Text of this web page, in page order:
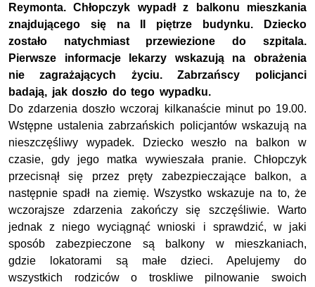
Reymonta. Chłopczyk wypadł z balkonu mieszkania
znajdującego się na II piętrze budynku. Dziecko
zostało natychmiast przewiezione do szpitala.
Pierwsze informacje lekarzy wskazują na obrażenia
nie zagrażających życiu. Zabrzańscy policjanci
badają, jak doszło do tego wypadku.
Do zdarzenia doszło wczoraj kilkanaście minut po 19.00.
Wstępne ustalenia zabrzańskich policjantów wskazują na
nieszczęśliwy wypadek. Dziecko weszło na balkon w
czasie, gdy jego matka wywieszała pranie. Chłopczyk
przecisnął się przez pręty zabezpieczające balkon, a
następnie spadł na ziemię. Wszystko wskazuje na to, że
wczorajsze zdarzenia zakończy się szczęśliwie. Warto
jednak z niego wyciągnąć wnioski i sprawdzić, w jaki
sposób zabezpieczone są balkony w mieszkaniach,
gdzie lokatorami są małe dzieci. Apelujemy do
wszystkich rodziców o troskliwe pilnowanie swoich